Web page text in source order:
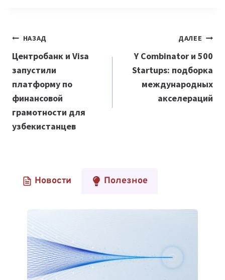
Навигация
по
записям
НАЗАД
Центробанк и Visa
запустили
платформу по
финансовой
грамотности для
узбекистанцев
ДАЛЕЕ
Y Combinator и 500
Startups: подборка
международных
акселераций
Новости Полезное